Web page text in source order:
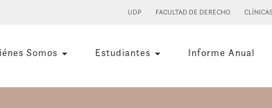
UDP FACULTAD DE DERECHO
Somos Estudiantes Informe Anual